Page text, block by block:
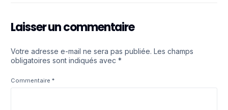
Laisser un commentaire
Votre adresse e-mail ne sera pas publiée. Les champs
obligatoires sont indiqués avec*
Commentaire*